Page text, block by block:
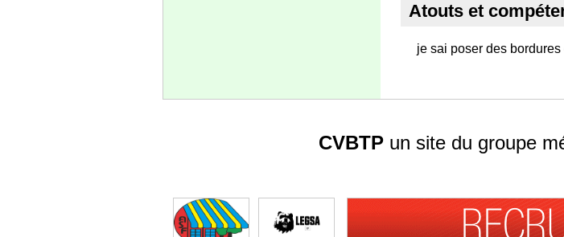
Atouts et
je sai poser des
CVBTP un site du groupe